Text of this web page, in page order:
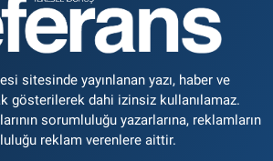
sitesinde yayınlanan yazı, haber ve
gösterilerek dahi izinsiz kullanılamaz.
sorumluluğu yazarlarına, reklamların
reklam verenlere aittir.